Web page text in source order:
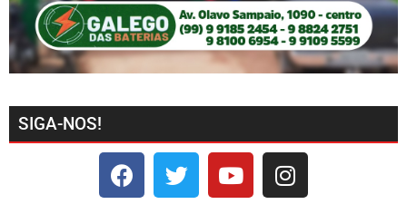
SIGA-NOS!